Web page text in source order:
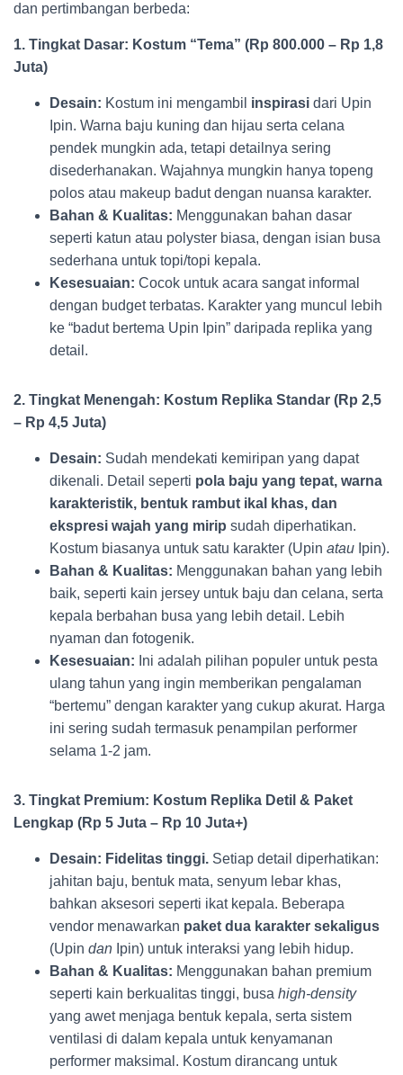
dan pertimbangan berbeda:
1. Tingkat Dasar: Kostum “Tema” (Rp 800.000 – Rp 1,8
Juta)
Desain: Kostum ini mengambil inspirasi dari Upin
Ipin. Warna baju kuning dan hijau serta celana
pendek mungkin ada, tetapi detailnya sering
disederhanakan. Wajahnya mungkin hanya topeng
polos atau makeup badut dengan nuansa karakter.
Bahan & Kualitas: Menggunakan bahan dasar
seperti katun atau polyster biasa, dengan isian busa
sederhana untuk topi/topi kepala.
Kesesuaian: Cocok untuk acara sangat informal
dengan budget terbatas. Karakter yang muncul lebih
ke “badut bertema Upin Ipin” daripada replika yang
detail.
2. Tingkat Menengah: Kostum Replika Standar (Rp 2,5
– Rp 4,5 Juta)
Desain: Sudah mendekati kemiripan yang dapat
dikenali. Detail seperti pola baju yang tepat, warna
karakteristik, bentuk rambut ikal khas, dan
ekspresi wajah yang mirip sudah diperhatikan.
Kostum biasanya untuk satu karakter (Upin atau Ipin).
Bahan & Kualitas: Menggunakan bahan yang lebih
baik, seperti kain jersey untuk baju dan celana, serta
kepala berbahan busa yang lebih detail. Lebih
nyaman dan fotogenik.
Kesesuaian: Ini adalah pilihan populer untuk pesta
ulang tahun yang ingin memberikan pengalaman
“bertemu” dengan karakter yang cukup akurat. Harga
ini sering sudah termasuk penampilan performer
selama 1-2 jam.
3. Tingkat Premium: Kostum Replika Detil & Paket
Lengkap (Rp 5 Juta – Rp 10 Juta+)
Desain: Fidelitas tinggi. Setiap detail diperhatikan:
jahitan baju, bentuk mata, senyum lebar khas,
bahkan aksesori seperti ikat kepala. Beberapa
vendor menawarkan paket dua karakter sekaligus
(Upin dan Ipin) untuk interaksi yang lebih hidup.
Bahan & Kualitas: Menggunakan bahan premium
seperti kain berkualitas tinggi, busa high-density
yang awet menjaga bentuk kepala, serta sistem
ventilasi di dalam kepala untuk kenyamanan
performer maksimal. Kostum dirancang untuk